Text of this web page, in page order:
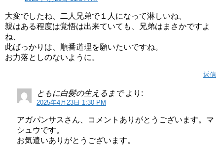
大変でしたね、二人兄弟で１人になって淋しいね、
親はある程度は覚悟は出来ていても、兄弟はまさかですよ
ね、
此ばっかりは、順番道理を願いたいですね。
お力落としのないように。
返信
ともに白髪の生えるまで より:
2025年4月23日 1:30 PM
アガパンサスさん、コメントありがとうございます。マ
シュウです。
お気遣いありがとうございます。